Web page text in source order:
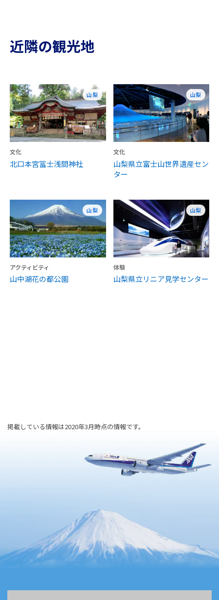
近隣の観光地
山梨
文化
北口本宮冨士浅間神社
山梨
文化
山梨県立富士山世界遺産セン
ター
山梨
アクティビティ
山中湖花の都公園
山梨
体験
山梨県立リニア見学センター
掲載している情報は2020年3月時点の情報です。